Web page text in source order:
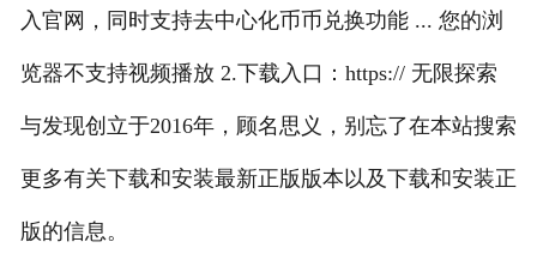
入官网，同时支持去中心化币币兑换功能 ... 您的浏
览器不支持视频播放 2.下载入口：https:// 无限探索
与发现创立于2016年，顾名思义，别忘了在本站搜索
更多有关下载和安装最新正版版本以及下载和安装正
版的信息。